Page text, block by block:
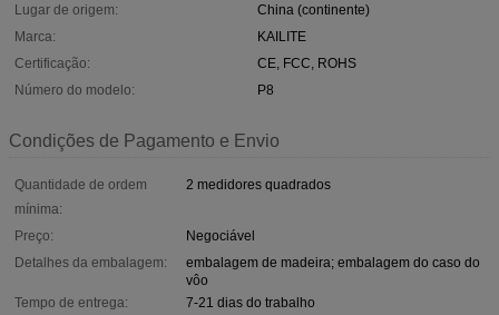
Lugar de origem:
China (continente)
Marca:
KAILITE
Certificação:
CE, FCC, ROHS
Número do modelo:
P8
Condições de Pagamento e Envio
Quantidade de ordem
mínima:
2 medidores quadrados
Preço:
Negociável
Detalhes da embalagem:
embalagem de madeira; embalagem do caso do
vôo
Tempo de entrega:
7-21 dias do trabalho